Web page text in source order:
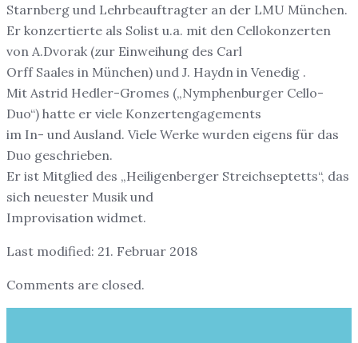
Starnberg und Lehrbeauftragter an der LMU München.
Er konzertierte als Solist u.a. mit den Cellokonzerten
von A.Dvorak (zur Einweihung des Carl
Orff Saales in München) und J. Haydn in Venedig .
Mit Astrid Hedler-Gromes („Nymphenburger Cello-
Duo“) hatte er viele Konzertengagements
im In- und Ausland. Viele Werke wurden eigens für das
Duo geschrieben.
Er ist Mitglied des „Heiligenberger Streichseptetts“, das
sich neuester Musik und
Improvisation widmet.
Last modified: 21. Februar 2018
Comments are closed.